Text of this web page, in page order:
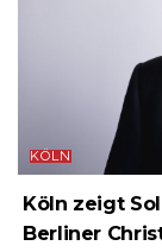
KÖLN
Köln zeigt
Berliner